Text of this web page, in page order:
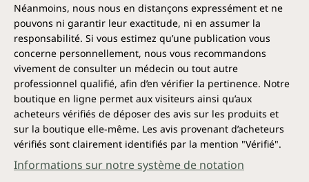
Spectre d'action :
Lie et élimine les métaux lourds (p. ex.
plomb, mercure) ainsi que le cadmium et
l'aluminium
Soulage l'organisme grâce à la
détoxification des composés d'ammonium
(poison du système nerveux)
Soulage les inflammations et les irritations
allergiques, en particulier lorsque la
concentration d'histamine est trop élevée
dans le tractus gastro-intestinal
Néanmoins, nous nous en distançons expressément et ne
pouvons ni garantir leur exactitude, ni en assumer la
responsabilité. Si vous estimez qu’une publication vous
concerne personnellement, nous vous recommandons
vivement de consulter un médecin ou tout autre
professionnel qualifié, afin d’en vérifier la pertinence. Notre
boutique en ligne permet aux visiteurs ainsi qu’aux
acheteurs vérifiés de déposer des avis sur les produits et
sur la boutique elle-même. Les avis provenant d’acheteurs
vérifiés sont clairement identifiés par la mention "Vérifié".
Informations sur notre système de notation